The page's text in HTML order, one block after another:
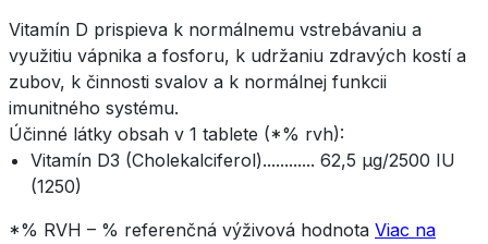
Vitamín D prispieva k normálnemu vstrebávaniu a
využitiu vápnika a fosforu, k udržaniu zdravých kostí a
zubov, k činnosti svalov a k normálnej funkcii
imunitného systému.
Účinné látky obsah v 1 tablete (*% rvh):
Vitamín D3 (Cholekalciferol)............ 62,5 μg/2500 IU
(1250)
*% RVH – % referenčná výživová hodnota Viac na